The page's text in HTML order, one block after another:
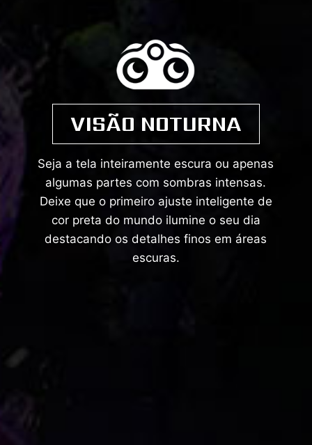
VISÃO NOTURNA
Seja a tela inteiramente escura ou apenas
algumas partes com sombras intensas.
Deixe que o primeiro ajuste inteligente de
cor preta do mundo ilumine o seu dia
destacando os detalhes finos em áreas
escuras.